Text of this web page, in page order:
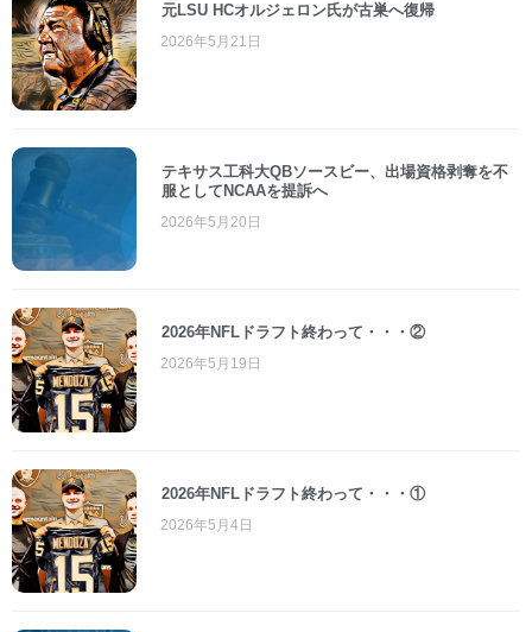
元LSU HCオルジェロン氏が古巣へ復帰
2026年5月21日
テキサス工科大QBソースビー、出場資格剥奪を不
服としてNCAAを提訴へ
2026年5月20日
2026年NFLドラフト終わって・・・②
2026年5月19日
2026年NFLドラフト終わって・・・①
2026年5月4日